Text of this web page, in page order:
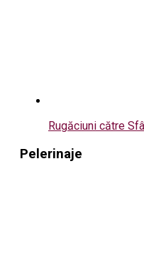
Rugăciuni către
Pelerinaje